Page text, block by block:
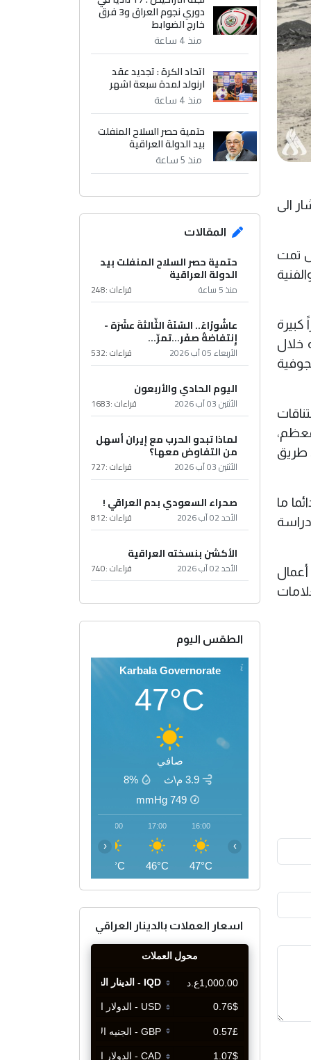
فيما أشار الى
تمت
خلال
طريق
ما
دوري نجوم العراق و3 فرق
خارج الضوابط
منذ 4 ساعة
اتحاد الكرة : تجديد عقد
ارنولد لمدة سبعة اشهر
منذ 4 ساعة
حتمية حصر السلاح المنفلت
بيد الدولة العراقية
منذ 5 ساعة
المقالات
حتمية حصر السلاح المنفلت بيد
الدولة العراقية
منذ 5 ساعة قراءات :248
عاشُورْاءُ.. السّنَةُ الثّالثةَ عشَرَة -
إِنتفاضةُ صفَر…تمرّ...
الأربعاء 05 آب 2026 قراءات :532
اليوم الحادي والأربعون
الأثنين 03 آب 2026 قراءات :1683
لماذا تبدو الحرب مع إيران أسهل
من التفاوض معها؟
الأثنين 03 آب 2026 قراءات :727
صحراء السعودي بدم العراقي !
الأحد 02 آب 2026 قراءات :812
الأكشن بنسخته العراقية
الأحد 02 آب 2026 قراءات :740
الطقس اليوم
Karbala Governorate
47°C
صافي
3.9 م\ث
8%
749
mmHg
16:00
47°C
17:00
46°C
18:00
45°C
‹ ›
اسعار العملات بالدينار العراقي